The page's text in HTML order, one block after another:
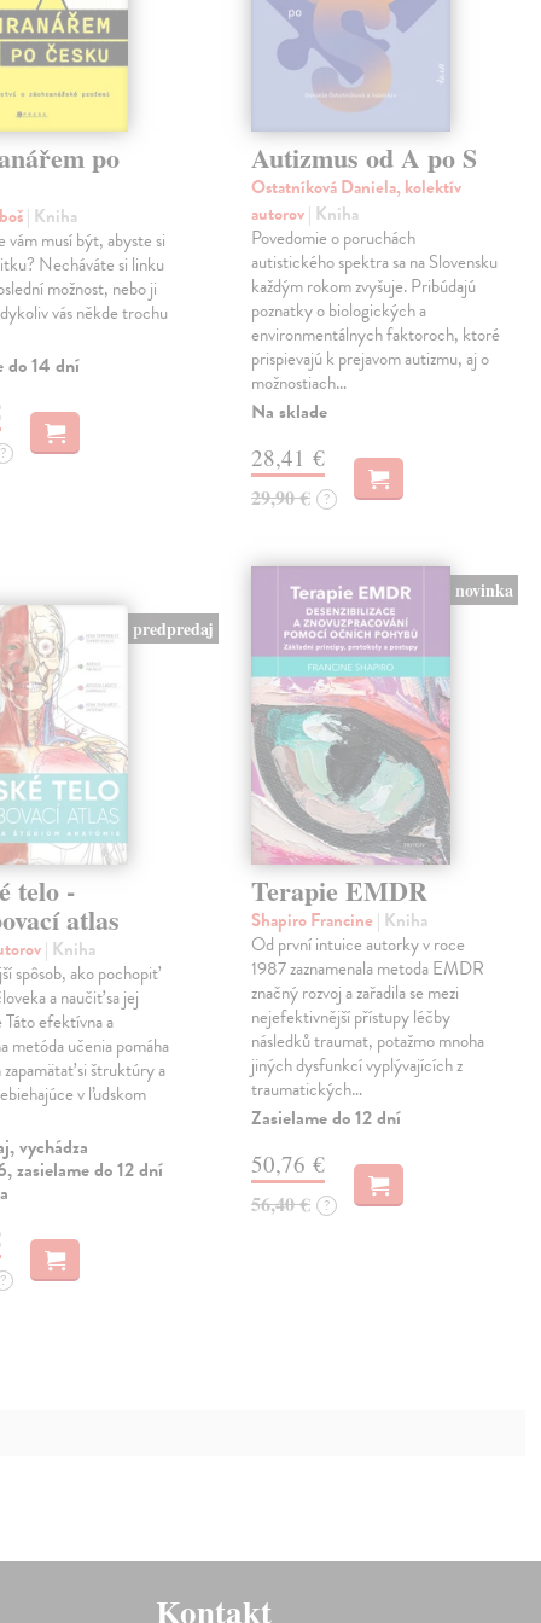
po
| Kniha
vám musí být, abyste si
Necháváte si linku
možnost, nebo ji
vás někde trochu
do 14 dní
?
Autizmus od A po S
Ostatníková Daniela, kolektív
autorov| Kniha
Povedomie o poruchách
autistického spektra sa na Slovensku
každým rokom zvyšuje. Pribúdajú
poznatky o biologických a
environmentálnych faktoroch, ktoré
prispievajú k prejavom autizmu, aj o
možnostiach…
Na sklade
28,41 €
29,90 € ?
predpredaj
telo -
atlas
| Kniha
spôsob, ako pochopiť
a naučiť sa jej
Táto efektívna a
metóda učenia pomáha
si štruktúry a
v ľudskom
vychádza
zasielame do 12 dní
?
novinka
Terapie EMDR
Shapiro Francine | Kniha
Od první intuice autorky v roce
1987 zaznamenala metoda EMDR
značný rozvoj a zařadila se mezi
nejefektivnější přístupy léčby
následků traumat, potažmo mnoha
jiných dysfunkcí vyplývajících z
traumatických…
Zasielame do 12 dní
50,76 €
56,40 € ?
Kontakt